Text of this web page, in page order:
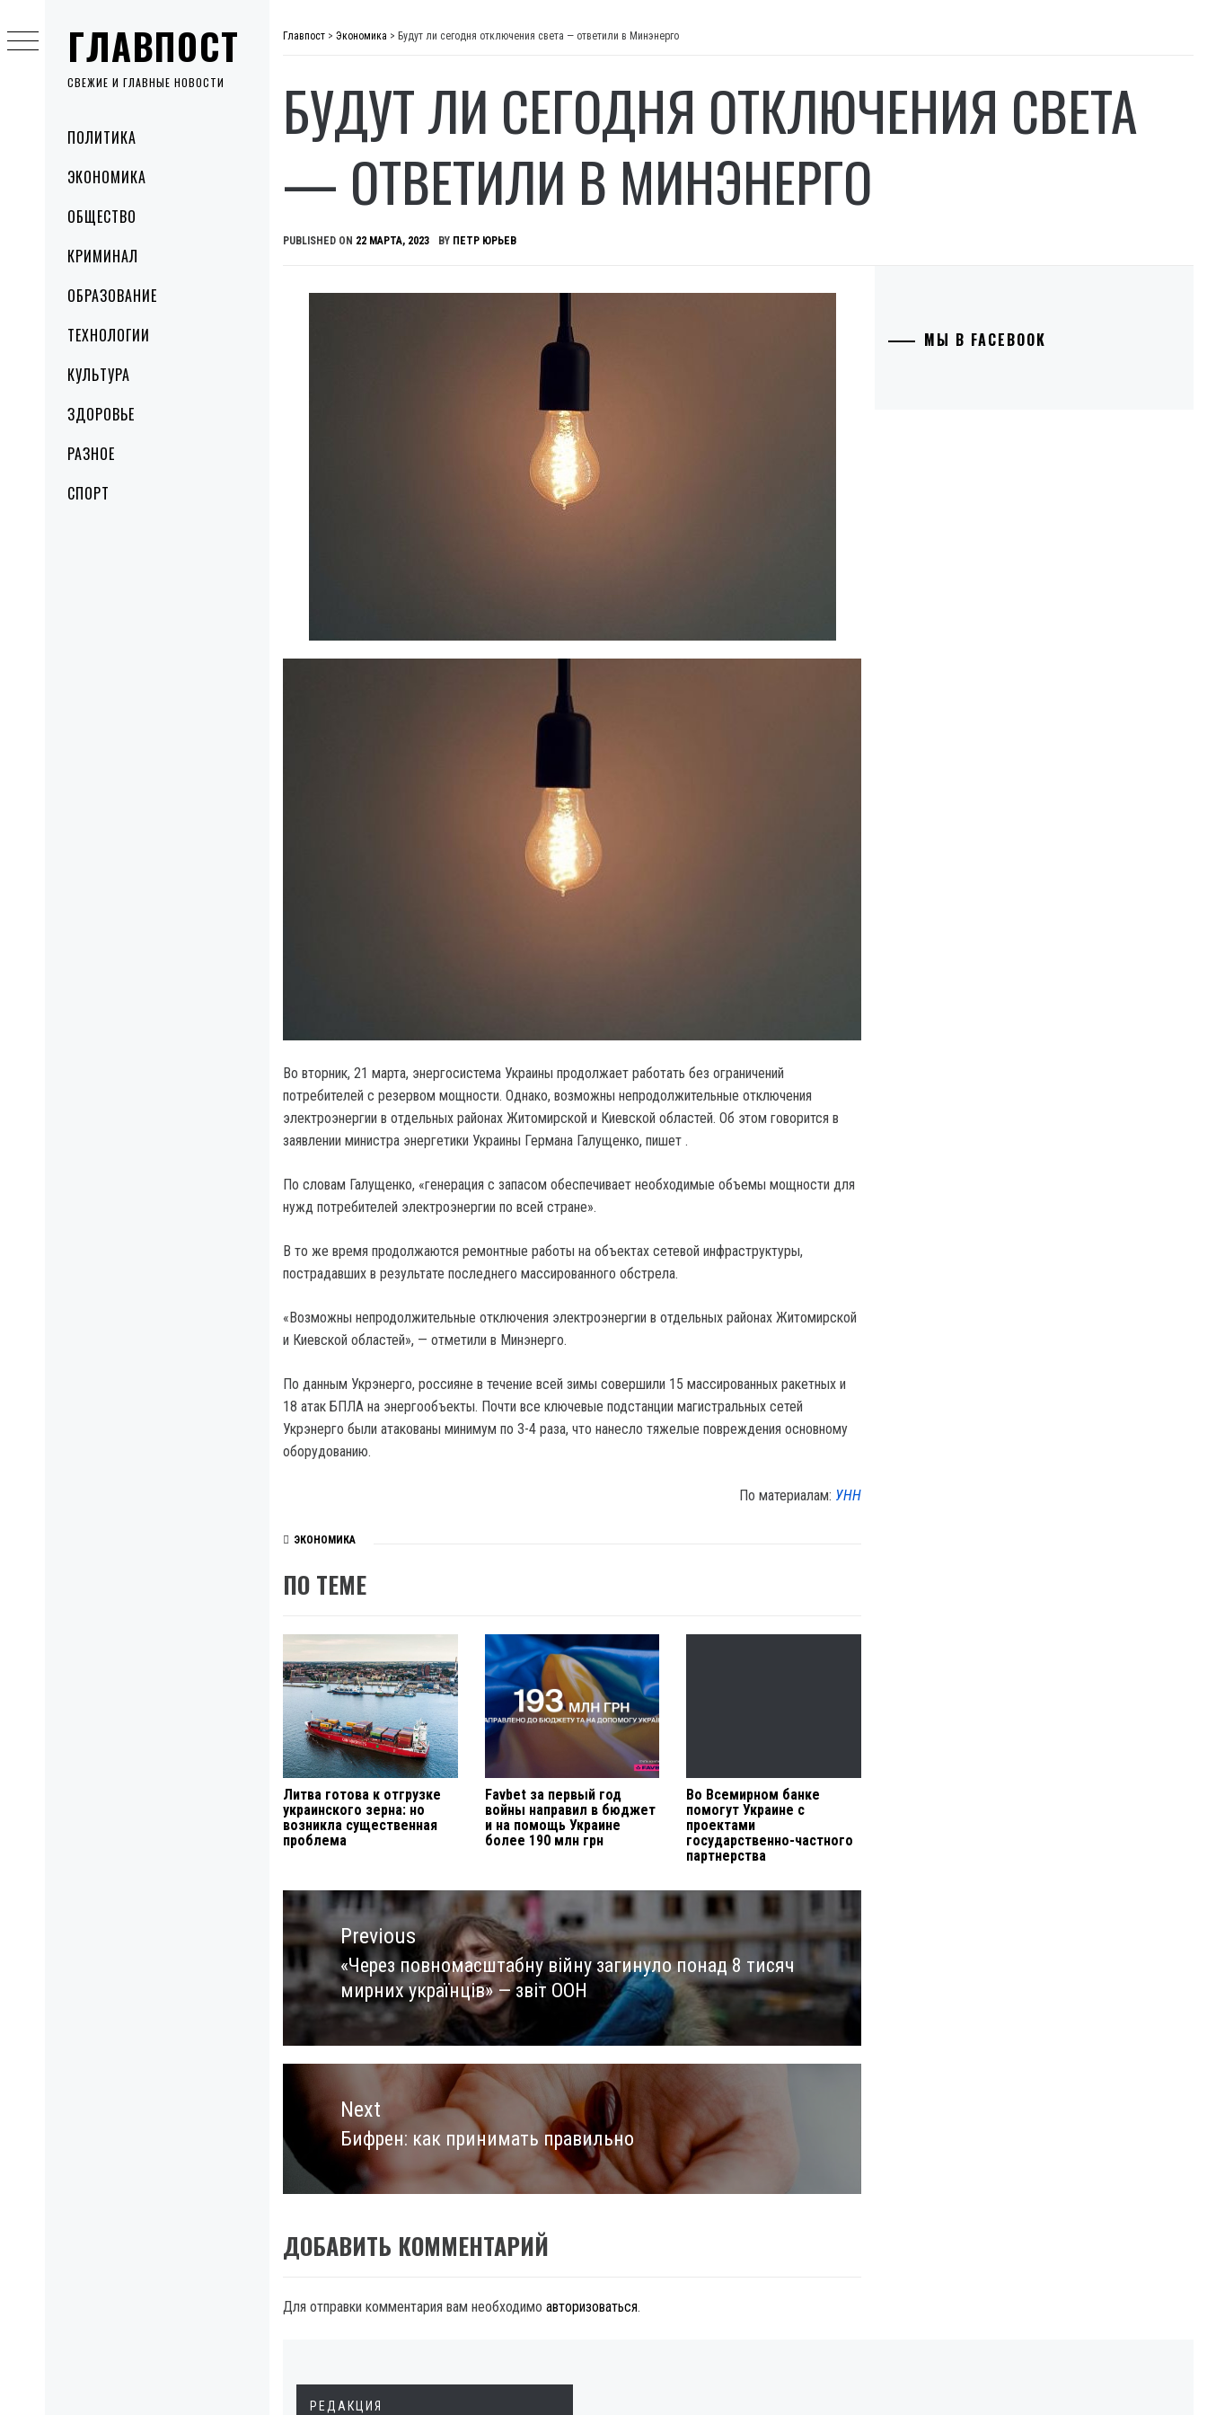
ГЛАВПОСТ
СВЕЖИЕ И ГЛАВНЫЕ НОВОСТИ
MenuПОЛИТИКА
ЭКОНОМИКА
ОБЩЕСТВО
КРИМИНАЛ
ОБРАЗОВАНИЕ
ТЕХНОЛОГИИ
КУЛЬТУРА
ЗДОРОВЬЕ
РАЗНОЕ
СПОРТ
to
content
Главпост > Экономика > Будут ли сегодня отключения света — ответили в Минэнерго
БУДУТ ЛИ СЕГОДНЯ ОТКЛЮЧЕНИЯ СВЕТА
— ОТВЕТИЛИ В МИНЭНЕРГО
PUBLISHED ON 22 МАРТА, 2023 BY ПЕТР ЮРЬЕВ
Во вторник, 21 марта, энергосистема Украины продолжает работать без ограничений
потребителей с резервом мощности. Однако, возможны непродолжительные отключения
электроэнергии в отдельных районах Житомирской и Киевской областей. Об этом говорится в
заявлении министра энергетики Украины Германа Галущенко, пишет .
По словам Галущенко, «генерация с запасом обеспечивает необходимые объемы мощности для
нужд потребителей электроэнергии по всей стране».
В то же время продолжаются ремонтные работы на объектах сетевой инфраструктуры,
пострадавших в результате последнего массированного обстрела.
«Возможны непродолжительные отключения электроэнергии в отдельных районах Житомирской
и Киевской областей», — отметили в Минэнерго.
По данным Укрэнерго, россияне в течение всей зимы совершили 15 массированных ракетных и
18 атак БПЛА на энергообъекты. Почти все ключевые подстанции магистральных сетей
Укрэнерго были атакованы минимум по 3-4 раза, что нанесло тяжелые повреждения основному
оборудованию.
По материалам: УНН
ЭКОНОМИКА
ПО ТЕМЕ
Литва готова к отгрузке
украинского зерна: но
возникла существенная
проблема
Favbet за первый год
войны направил в бюджет
и на помощь Украине
более 190 млн грн
Во Всемирном банке
помогут Украине с
проектами
государственно-частного
партнерства
Навигация
по
записямPrevious
Previous
post:
«Через повномасштабну війну загинуло понад 8 тисяч
мирних українців» — звіт ООН
Next
Next
post:
Бифрен: как принимать правильно
ДОБАВИТЬ КОММЕНТАРИЙ
Для отправки комментария вам необходимо авторизоваться.
МЫ В FACEBOOK
РЕДАКЦИЯ